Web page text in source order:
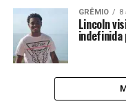
GRÊMIO 8
Lincoln
indefinida